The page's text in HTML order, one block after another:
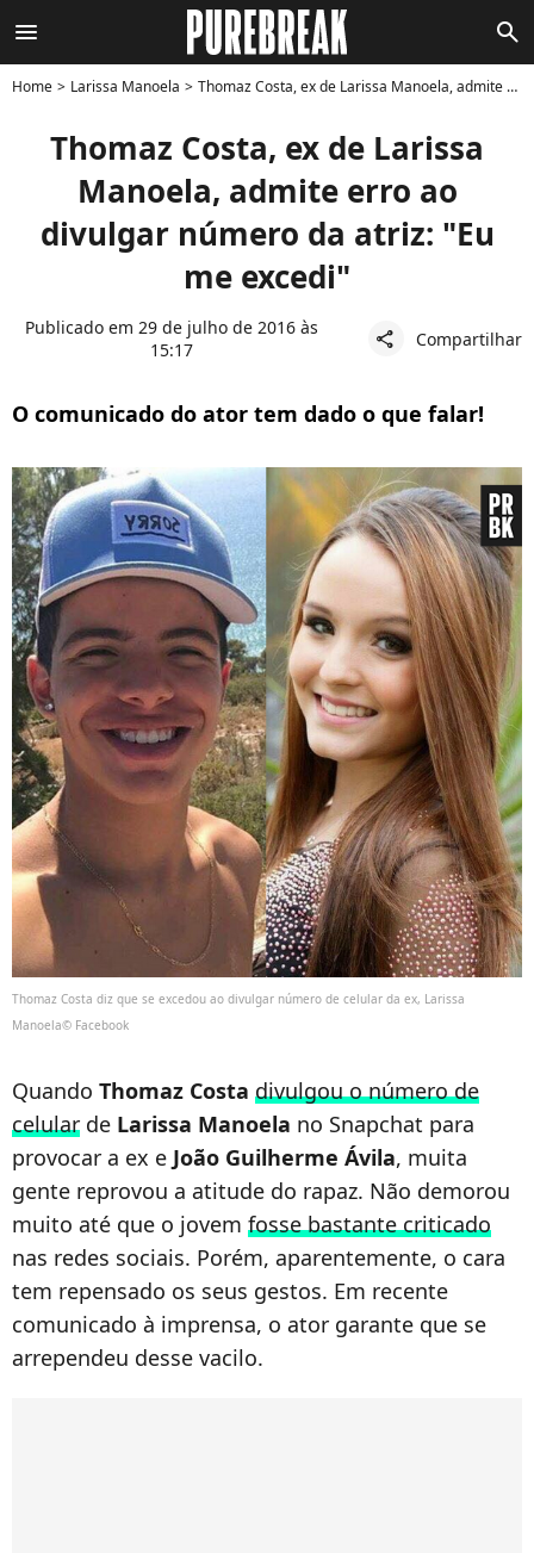
menu search
Home Larissa Manoela Thomaz Costa, ex de Larissa Manoela, admite erro ao divulgar número da atriz: "Eu me excedi"
Thomaz Costa, ex de Larissa
Manoela, admite erro ao
divulgar número da atriz: "Eu
me excedi"
Publicado em 29 de julho de 2016 às
15:17
share Compartilhar
O comunicado do ator tem dado o que falar!
Thomaz Costa diz que se excedou ao divulgar número de celular da ex, Larissa
Manoela© Facebook
Quando Thomaz Costa divulgou o número de
celular de Larissa Manoela no Snapchat para
provocar a ex e João Guilherme Ávila, muita
gente reprovou a atitude do rapaz. Não demorou
muito até que o jovem fosse bastante criticado
nas redes sociais. Porém, aparentemente, o cara
tem repensado os seus gestos. Em recente
comunicado à imprensa, o ator garante que se
arrependeu desse vacilo.